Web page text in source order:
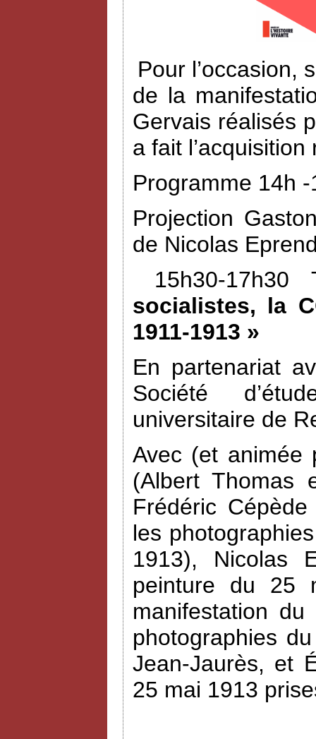
Pour l’occasion,
de la
Gervais réalisés
a fait
Programme 14h
Projection
de Nicolas
15h30-
socialistes, la
1911-1913 »
En partenariat
Société
universitaire de
Avec (et animée
(Albert Thomas
Frédéric
les
1913), Nicolas
peinture du 25
manifestation
photographies
Jean-Jaurès, et
25 mai 1913